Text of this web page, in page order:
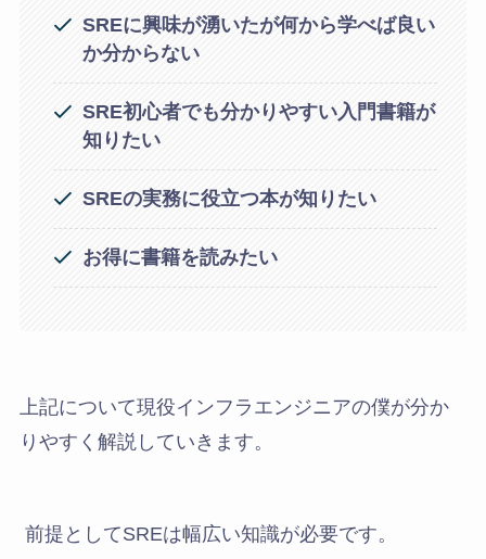
SREに興味が湧いたが何から学べば良い
か分からない
SRE初心者でも分かりやすい入門書籍が
知りたい
SREの実務に役立つ本が知りたい
お得に書籍を読みたい
上記について現役インフラエンジニアの僕が分か
りやすく解説していきます。
前提としてSREは幅広い知識が必要です。